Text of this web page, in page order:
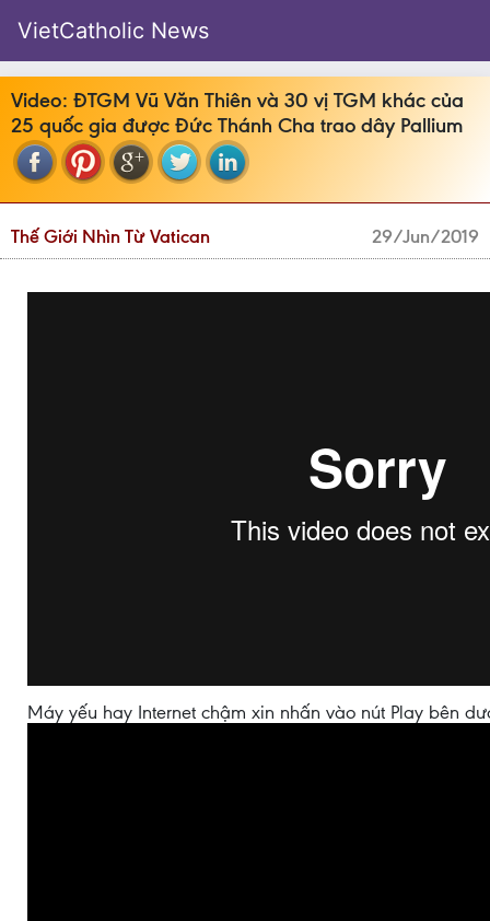
VietCatholic News
Video: ĐTGM Vũ Văn Thiên và 30 vị TGM khác của
25 quốc gia được Đức Thánh Cha trao dây Pallium
Thế Giới Nhìn Từ Vatican 29/Jun/2019
Máy yếu hay Internet chậm xin nhấn vào nút Play bên